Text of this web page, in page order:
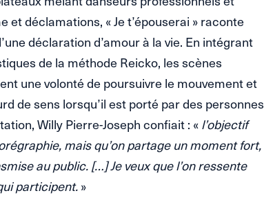
et déclamations, « Je t’épouserai » raconte
déclaration d’amour à la vie. En intégrant
de la méthode Reicko, les scènes
une volonté de poursuivre le mouvement et
de sens lorsqu’il est porté par des personnes
Willy Pierre-Joseph confiait : « l’objectif
mais qu’on partage un moment fort,
au public. […] Je veux que l’on ressente
participent. »